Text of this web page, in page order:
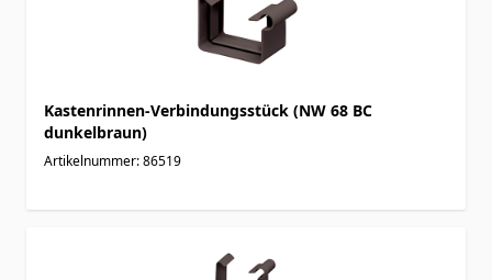
Kastenrinnen-Verbindungsstück (NW 68 BC
dunkelbraun)
Artikelnummer: 86519